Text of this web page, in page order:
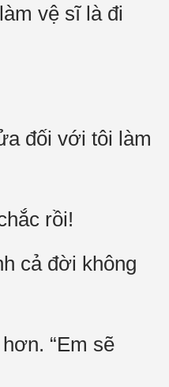
vệ sĩ là đi
đối với tôi làm
rồi!
cả đời không
“Em sẽ